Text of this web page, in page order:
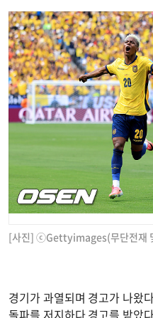
[사진] ⓒGettyimages(무단전재
경기가 과열되며 경고가 나왔
돌파를 저지하다 경고를 받았